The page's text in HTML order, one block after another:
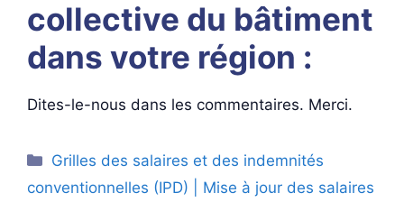
collective du bâtiment
dans votre région :
Dites-le-nous dans les commentaires. Merci.
Catégories
Grilles des salaires et des indemnités
conventionnelles (IPD) | Mise à jour des salaires